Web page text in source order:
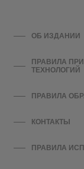
ОБ ИЗДАНИИ
ПРАВИЛА
ТЕХНОЛОГИЙ
ПРАВИЛА
КОНТАКТЫ
ПРАВИЛА